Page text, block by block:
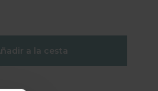
a la cesta